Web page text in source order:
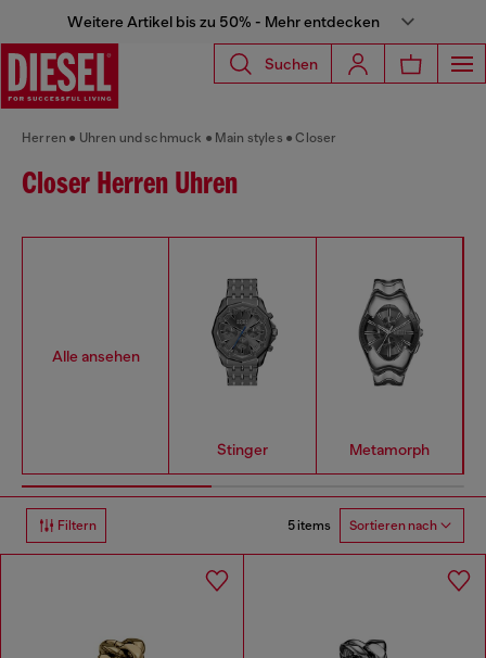
Weitere Artikel bis zu 50% - Mehr entdecken
Suchen
Herren Uhren und schmuck Main styles Closer
Closer Herren Uhren
Alle ansehen
Stinger Metamorph
Filtern 5 items Sortieren nach